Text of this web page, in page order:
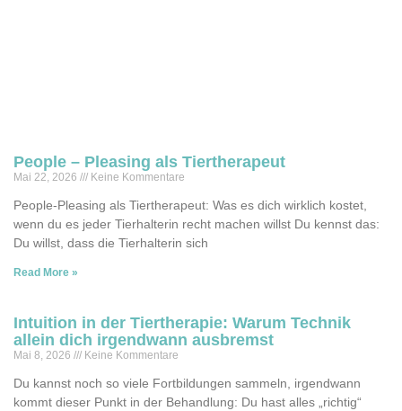
People – Pleasing als Tiertherapeut
Mai 22, 2026 Keine Kommentare
People-Pleasing als Tiertherapeut: Was es dich wirklich kostet,
wenn du es jeder Tierhalterin recht machen willst Du kennst das:
Du willst, dass die Tierhalterin sich
Read More »
Intuition in der Tiertherapie: Warum Technik
allein dich irgendwann ausbremst
Mai 8, 2026 Keine Kommentare
Du kannst noch so viele Fortbildungen sammeln, irgendwann
kommt dieser Punkt in der Behandlung: Du hast alles „richtig“